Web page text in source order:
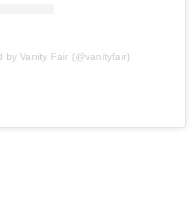
by Vanity Fair (@vanityfair)